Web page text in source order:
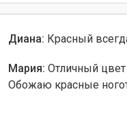
Диана: Красный
Мария: Отличный
Обожаю красные